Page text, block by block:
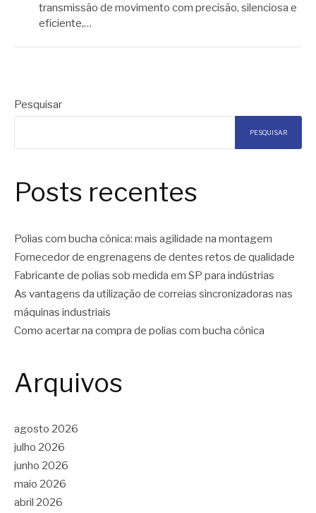
transmissão de movimento com precisão, silenciosa e
eficiente,…
Pesquisar
PESQUISAR
Posts recentes
Polias com bucha cônica: mais agilidade na montagem
Fornecedor de engrenagens de dentes retos de qualidade
Fabricante de polias sob medida em SP para indústrias
As vantagens da utilização de correias sincronizadoras nas
máquinas industriais
Como acertar na compra de polias com bucha cônica
Arquivos
agosto 2026
julho 2026
junho 2026
maio 2026
abril 2026